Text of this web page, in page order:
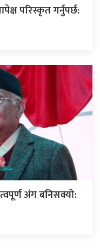
परिस्कृत गर्नुपर्छ:
अंग बनिसक्यो: